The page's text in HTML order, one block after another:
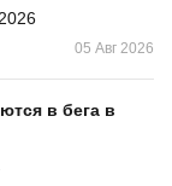
05 Авг 2026
в бега в